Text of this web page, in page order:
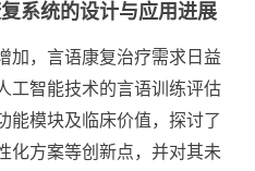
系统的设计与应用进展
加，言语康复治疗需求日益
工智能技术的言语训练评估
能模块及临床价值，探讨了
化方案等创新点，并对其未